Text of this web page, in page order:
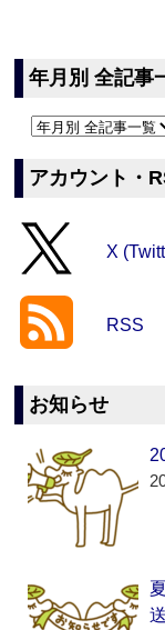
年月別 全記事
アカウント・
X
RSS
お知らせ